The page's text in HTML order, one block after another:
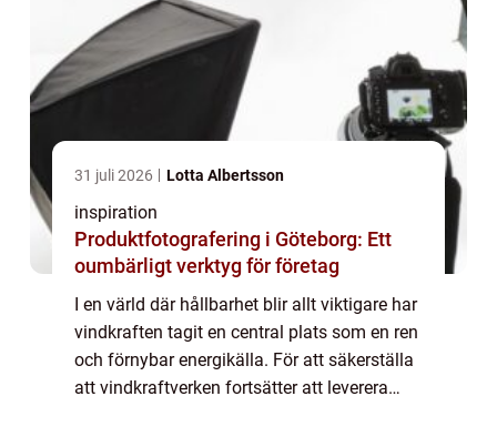
31 juli 2026 Lotta Albertsson
inspiration
Produktfotografering i Göteborg: Ett
oumbärligt verktyg för företag
I en värld där hållbarhet blir allt viktigare har
vindkraften tagit en central plats som en ren
och förnybar energikälla. För att säkerställa
att vindkraftverken fortsätter att leverera